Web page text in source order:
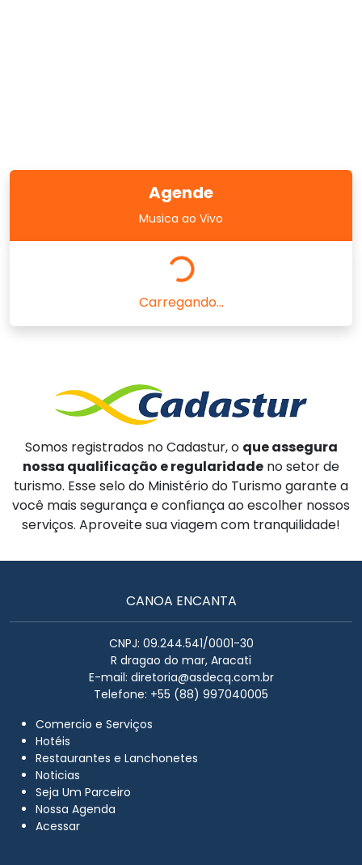
Agende
Musica ao Vivo
Carregando...
Somos registrados no Cadastur, o que assegura
nossa qualificação e regularidade no setor de
turismo. Esse selo do Ministério do Turismo garante a
você mais segurança e confiança ao escolher nossos
serviços. Aproveite sua viagem com tranquilidade!
CANOA ENCANTA
CNPJ: 09.244.541/0001-30
R dragao do mar, Aracati
E-mail: diretoria@asdecq.com.br
Telefone: +55 (88) 997040005
Comercio e Serviços
Hotéis
Restaurantes e Lanchonetes
Noticias
Seja Um Parceiro
Nossa Agenda
Acessar